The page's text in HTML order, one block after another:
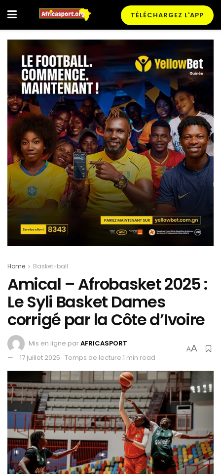
TÉLÉCHARGEZ L'APP
Home Basket-ball
Amical – Afrobasket 2025 :
Le Syli Basket Dames
corrigé par la Côte d’Ivoire
Mis en ligne parAFRICASPORT
17 juillet 2025 Temps de lecture:1 min read
AA